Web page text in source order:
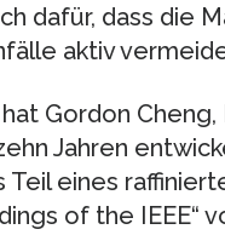
dafür, dass die
aktiv
Gordon
Jahren
Teil eines
of the IEEE“